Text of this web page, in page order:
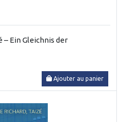
– Ein Gleichnis der
Ajouter au panier